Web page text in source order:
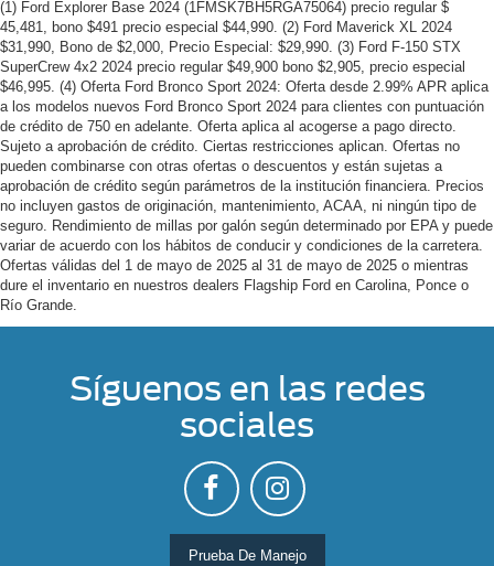
(1) Ford Explorer Base 2024 (1FMSK7BH5RGA75064) precio regular $
45,481, bono $491 precio especial $44,990. (2) Ford Maverick XL 2024
$31,990, Bono de $2,000, Precio Especial: $29,990. (3) Ford F-150 STX
SuperCrew 4x2 2024 precio regular $49,900 bono $2,905, precio especial
$46,995. (4) Oferta Ford Bronco Sport 2024: Oferta desde 2.99% APR aplica
a los modelos nuevos Ford Bronco Sport 2024 para clientes con puntuación
de crédito de 750 en adelante. Oferta aplica al acogerse a pago directo.
Sujeto a aprobación de crédito. Ciertas restricciones aplican. Ofertas no
pueden combinarse con otras ofertas o descuentos y están sujetas a
aprobación de crédito según parámetros de la institución financiera. Precios
no incluyen gastos de originación, mantenimiento, ACAA, ni ningún tipo de
seguro. Rendimiento de millas por galón según determinado por EPA y puede
variar de acuerdo con los hábitos de conducir y condiciones de la carretera.
Ofertas válidas del 1 de mayo de 2025 al 31 de mayo de 2025 o mientras
dure el inventario en nuestros dealers Flagship Ford en Carolina, Ponce o
Río Grande.
Síguenos en las redes
sociales
Prueba De Manejo